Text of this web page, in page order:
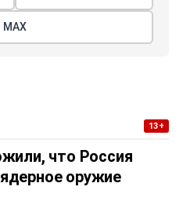
МАХ
13+
что Россия
оружие